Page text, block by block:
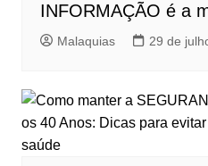
INFORMAÇÃO é a
Malaquias 29 de